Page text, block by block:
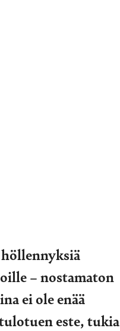
– nostamaton
ei ole enää
este, tukia